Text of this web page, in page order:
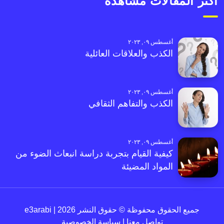
أغسطس ٠٩, ٢٠٢٣
الكذب والعلاقات العائلية
أغسطس ٠٩, ٢٠٢٣
الكذب والتفاهم الثقافي
أغسطس ٠٩, ٢٠٢٣
كيفية القيام بتجربة دراسة انبعاث الضوء من
المواد المضيئة
جميع الحقوق محفوظة © حقوق النشر 2026 | e3arabi
تواصل معنا
سياسة الخصوصية